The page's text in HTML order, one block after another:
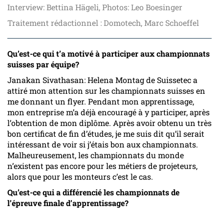
Interview: Bettina Hägeli, Photos: Leo Boesinger
Traitement rédactionnel : Domotech, Marc Schoeffel
Qu’est-ce qui t’a motivé à participer aux championnats
suisses par équipe?
Janakan Sivathasan: Helena Montag de Suissetec a
attiré mon attention sur les championnats suisses en
me donnant un flyer. Pendant mon apprentissage,
mon entreprise m’a déjà encouragé à y participer, après
l’obtention de mon diplôme. Après avoir obtenu un très
bon certificat de fin d’études, je me suis dit qu’il serait
intéressant de voir si j’étais bon aux championnats.
Malheureusement, les championnats du monde
n’existent pas encore pour les métiers de projeteurs,
alors que pour les monteurs c’est le cas.
Qu’est-ce qui a différencié les championnats de
l’épreuve finale d’apprentissage?